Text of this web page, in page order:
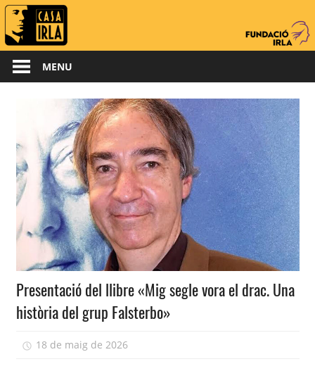
Skip
content
MENU
Presentació del llibre «Mig segle vora el drac. Una
història del grup Falsterbo»
18 de maig de 2026